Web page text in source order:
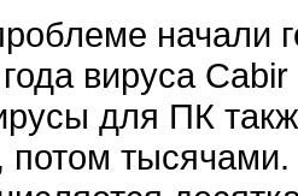
начали
вируса
для ПК
потом